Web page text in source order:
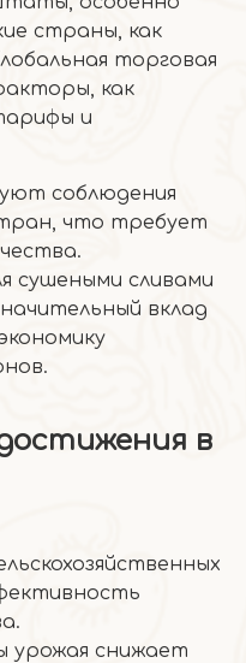
страны, как
торговая
как
и
соблюдения
что требует
сушеными сливами
вклад
в
урожая снижает